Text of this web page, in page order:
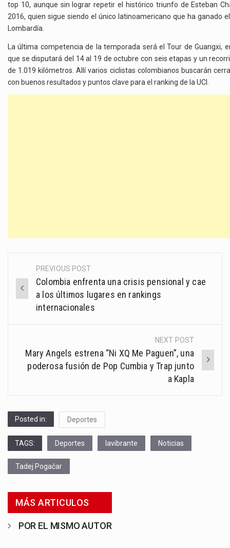
top 10, aunque sin lograr repetir el histórico triunfo de Esteban
2016, quien sigue siendo el único latinoamericano que ha ganado
Lombardía.
La última competencia de la temporada será el Tour de Guangxi,
que se disputará del 14 al 19 de octubre con seis etapas y un
de 1.019 kilómetros. Allí varios ciclistas colombianos buscarán
con buenos resultados y puntos clave para el ranking de la UCI.
Post
navigation
PREVIOUS POST
Colombia enfrenta una crisis pensional y cae
a los últimos lugares en rankings
internacionales
NEXT POST
Mary Angels estrena “Ni XQ Me Paguen”, una
poderosa fusión de Pop Cumbia y Trap junto
a Kapla
Posted in: Deportes
TAGS: Deportes lavibrante Noticias
Tadej Pogačar
MÁS ARTICULOS
POR EL MISMO AUTOR